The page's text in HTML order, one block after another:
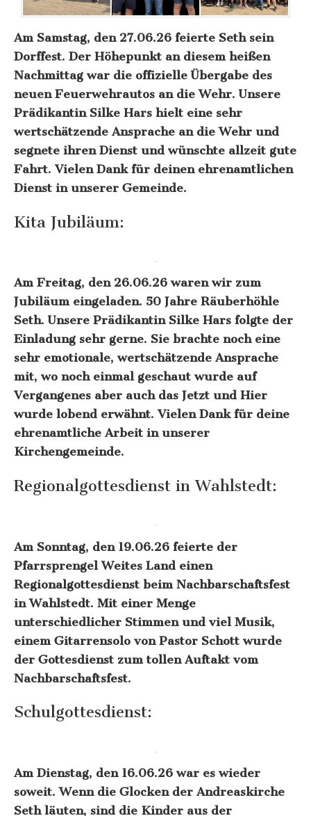
Am Samstag, den 27.06.26 feierte Seth sein
Dorffest. Der Höhepunkt an diesem heißen
Nachmittag war die offizielle Übergabe des
neuen Feuerwehrautos an die Wehr. Unsere
Prädikantin Silke Hars hielt eine sehr
wertschätzende Ansprache an die Wehr und
segnete ihren Dienst und wünschte allzeit gute
Fahrt. Vielen Dank für deinen ehrenamtlichen
Dienst in unserer Gemeinde.
Kita Jubiläum:
Am Freitag, den 26.06.26 waren wir zum
Jubiläum eingeladen. 50 Jahre Räuberhöhle
Seth. Unsere Prädikantin Silke Hars folgte der
Einladung sehr gerne. Sie brachte noch eine
sehr emotionale, wertschätzende Ansprache
mit, wo noch einmal geschaut wurde auf
Vergangenes aber auch das Jetzt und Hier
wurde lobend erwähnt. Vielen Dank für deine
ehrenamtliche Arbeit in unserer
Kirchengemeinde.
Regionalgottesdienst in Wahlstedt:
Am Sonntag, den 19.06.26 feierte der
Pfarrsprengel Weites Land einen
Regionalgottesdienst beim Nachbarschaftsfest
in Wahlstedt. Mit einer Menge
unterschiedlicher Stimmen und viel Musik,
einem Gitarrensolo von Pastor Schott wurde
der Gottesdienst zum tollen Auftakt vom
Nachbarschaftsfest.
Schulgottesdienst:
Am Dienstag, den 16.06.26 war es wieder
soweit. Wenn die Glocken der Andreaskirche
Seth läuten, sind die Kinder aus der